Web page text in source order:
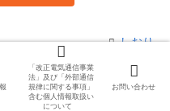
しおり
「改正電気通信事業
法」及び「外部通信
規律に関する事項」
含む個人情報取扱い
について
お問い合わせ